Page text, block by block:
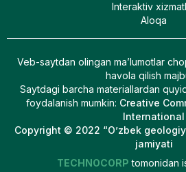
Interaktiv
Aloqa
Veb-saytdan olingan maʼlumotlar
havola qilish
Saytdagi barcha materiallardan
foydalanish mumkin: Creative
International
Copyright © 2022 “O’zbek
jamiyati
TECHNOCORP tomonidan